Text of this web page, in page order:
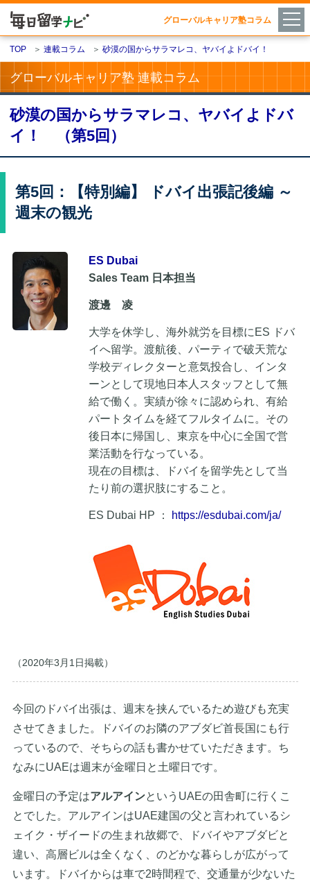
グローバルキャリア塾コラム
TOP ＞ 連載コラム ＞ 砂漠の国からサラマレコ、ヤバイよドバイ！
グローバルキャリア塾 連載コラム
砂漠の国からサラマレコ、ヤバイよドバ
イ！ （第5回）
第5回：【特別編】 ドバイ出張記後編 ～
週末の観光
ES Dubai
Sales Team 日本担当
渡邊 凌
大学を休学し、海外就労を目標にES ドバ
イへ留学。渡航後、パーティで破天荒な
学校ディレクターと意気投合し、インタ
ーンとして現地日本人スタッフとして無
給で働く。実績が徐々に認められ、有給
パートタイムを経てフルタイムに。その
後日本に帰国し、東京を中心に全国で営
業活動を行なっている。
現在の目標は、ドバイを留学先として当
たり前の選択肢にすること。
ES Dubai HP ： https://esdubai.com/ja/
（2020年3月1日掲載）
今回のドバイ出張は、週末を挟んでいるため遊びも充実
させてきました。ドバイのお隣のアブダビ首長国にも行
っているので、そちらの話も書かせていただきます。ち
なみにUAEは週末が金曜日と土曜日です。
金曜日の予定はアルアインというUAEの田舎町に行くこ
とでした。アルアインはUAE建国の父と言われているシ
ェイク・ザイードの生まれ故郷で、ドバイやアブダビと
違い、高層ビルは全くなく、のどかな暮らしが広がって
います。ドバイからは車で2時間程で、交通量が少ないた